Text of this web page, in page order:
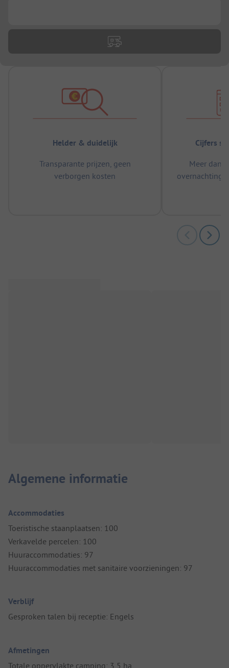
Helder & duidelijk
Transparante prijzen, geen
verborgen kosten
Cijfers
Meer dan
Algemene informatie
Accommodaties
Toeristische staanplaatsen: 100
Verkavelde percelen: 100
Huuraccommodaties: 97
Huuraccommodaties met sanitaire voorzieningen: 97
Verblijf
Gesproken talen bij receptie: Engels
Afmetingen
Totale oppervlakte camping: 3,5 ha